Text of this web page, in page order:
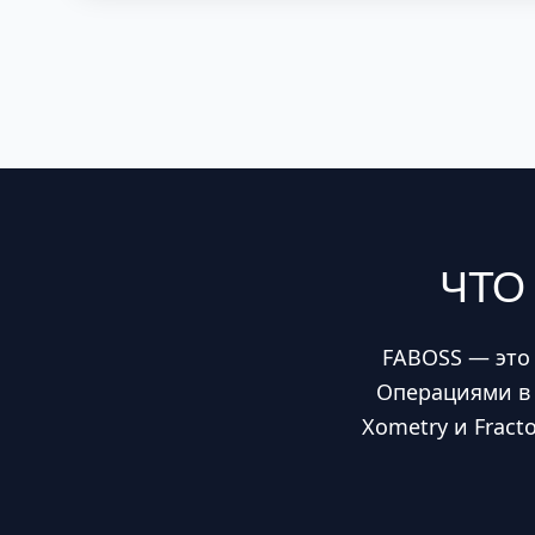
FABOSS —
Операциями в
Xometry и